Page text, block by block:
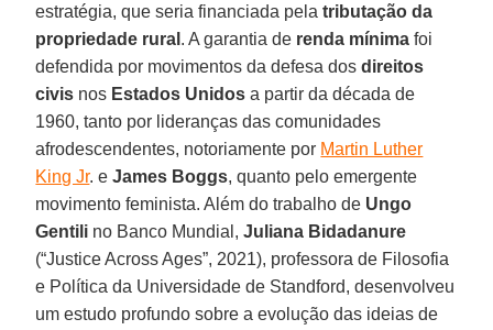
estratégia, que seria financiada pelatributação da
propriedade rural . A garantia de renda mínima foi
defendida por movimentos da defesa dosdireitos
civis nos Estados Unidos a partir da década de
1960, tanto por lideranças das comunidades
afrodescendentes, notoriamente por Martin Luther
King Jr. eJames Boggs, quanto pelo emergente
movimento feminista. Além do trabalho de Ungo
Gentili no Banco Mundial,Juliana Bidadanure
(“Justice Across Ages”, 2021), professora de Filosofia
e Política da Universidade de Standford, desenvolveu
um estudo profundo sobre a evolução das ideias de